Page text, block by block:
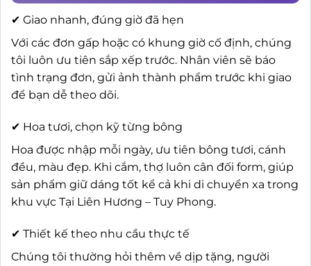
✔ Giao nhanh, đúng giờ đã hẹn
Với các đơn gấp hoặc có khung giờ cố định, chúng
tôi luôn ưu tiên sắp xếp trước. Nhân viên sẽ báo
tình trạng đơn, gửi ảnh thành phẩm trước khi giao
để bạn dễ theo dõi.
✔ Hoa tươi, chọn kỹ từng bông
Hoa được nhập mỗi ngày, ưu tiên bông tươi, cánh
đều, màu đẹp. Khi cắm, thợ luôn cân đối form, giúp
sản phẩm giữ dáng tốt kể cả khi di chuyển xa trong
khu vực Tại Liên Hương – Tuy Phong.
✔ Thiết kế theo nhu cầu thực tế
Chúng tôi thường hỏi thêm về dịp tặng, người